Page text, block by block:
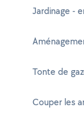
Jardinage -
Tonte de
Couper les